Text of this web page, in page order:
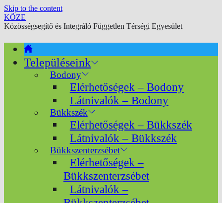
Skip to the content
KÖZE
Közösségsegítő és Integráló Független Térségi Egyesület
Településeink
Bodony
Elérhetőségek – Bodony
Látnivalók – Bodony
Bükkszék
Elérhetőségek – Bükkszék
Látnivalók – Bükkszék
Bükkszenterzsébet
Elérhetőségek –
Bükkszenterzsébet
Látnivalók –